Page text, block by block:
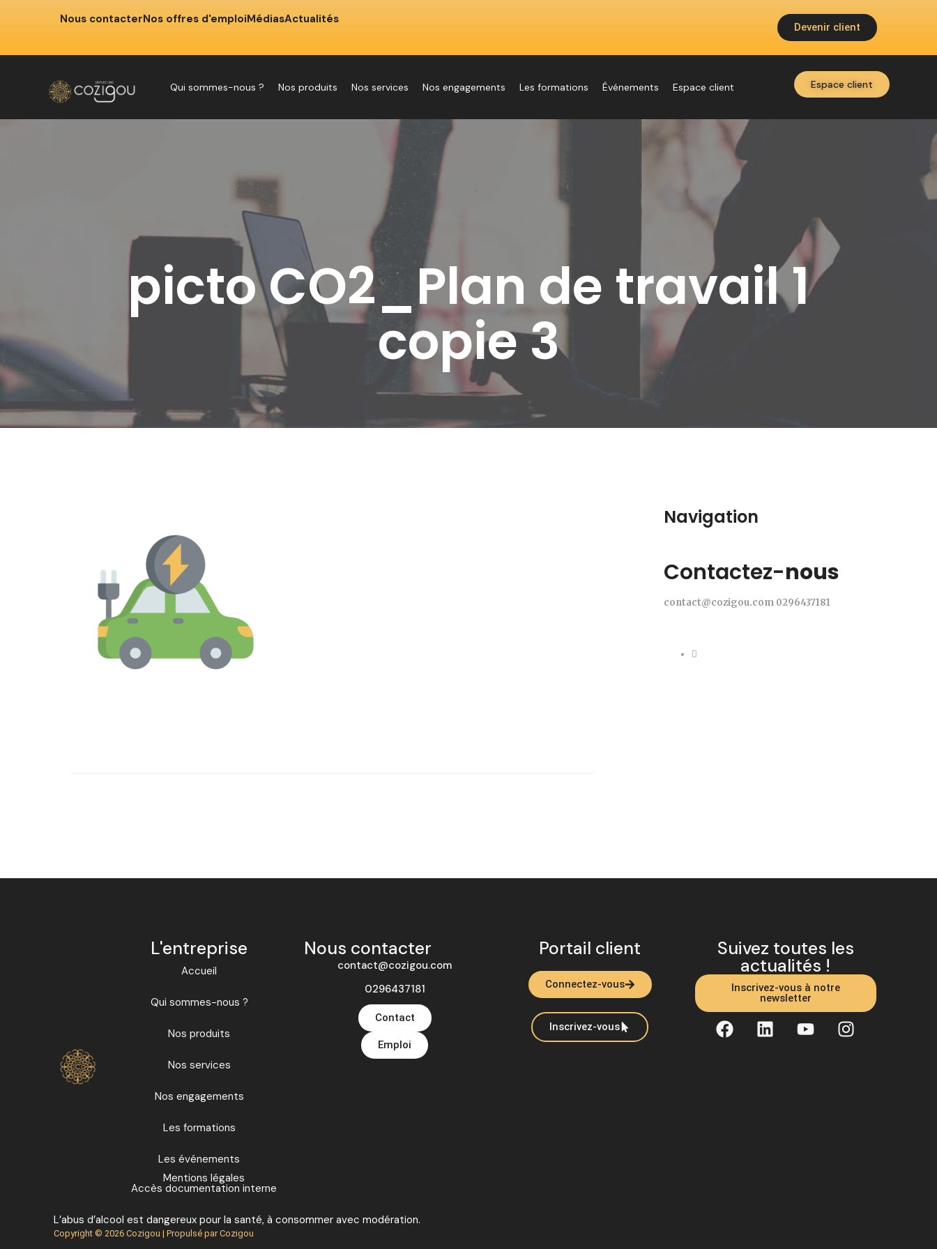
Nous contacterNos offres d'emploiMédiasActualités
Devenir client
Qui sommes-nous ? Nos produits Nos services Nos engagements Les formations Événements Espace client Espace client
picto CO2_Plan de travail 1
copie 3
Navigation
Contactez-nous
contact@cozigou.com 0296437181
L'entreprise
Accueil
Qui sommes-nous ?
Nos produits
Nos services
Nos engagements
Les formations
Les événements
Mentions légales
Accès documentation interne
Nous contacter
contact@cozigou.com
0296437181
Contact
Emploi
Portail client
Connectez-vous
Inscrivez-vous
Suivez toutes les
actualités !
Inscrivez-vous à notre
newsletter
L’abus d’alcool est dangereux pour la santé, à consommer avec modération.
Copyright © 2026 Cozigou | Propulsé par Cozigou